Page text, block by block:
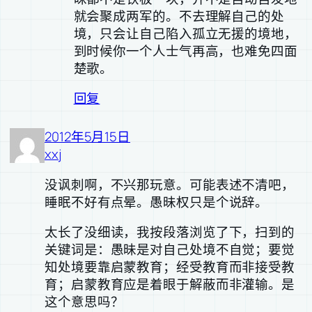
就会聚成两军的。不去理解自己的处
境，只会让自己陷入孤立无援的境地，
到时候你一个人士气再高，也难免四面
楚歌。
回复
2012年5月15日
xxj
没讽刺啊，不兴那玩意。可能表述不清吧，
睡眠不好有点晕。愚昧权只是个说辞。
太长了没细读，我按段落浏览了下，扫到的
关键词是：愚昧是对自己处境不自觉；要觉
知处境要靠启蒙教育；经受教育而非接受教
育；启蒙教育应是着眼于解蔽而非灌输。是
这个意思吗？